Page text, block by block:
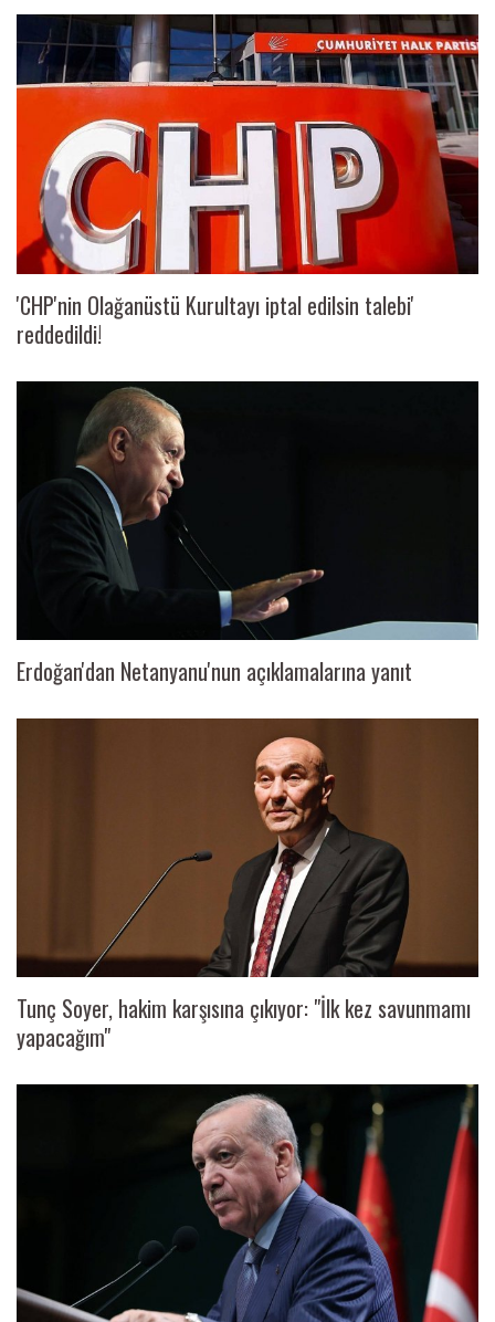
'CHP'nin Olağanüstü Kurultayı iptal edilsin talebi'
reddedildi!
Erdoğan'dan Netanyanu'nun açıklamalarına yanıt
Tunç Soyer, hakim karşısına çıkıyor: "İlk kez savunmamı
yapacağım"